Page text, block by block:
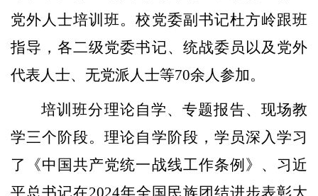
党外人士培训班。校党委副书记杜方岭跟班
指导，各二级党委书记、统战委员以及党外
代表人士、无党派人士等70余人参加。
培训班分理论自学、专题报告、现场教
学三个阶段。理论自学阶段，学员深入学习
了
《中国共产党统一战线工作条例》、习近